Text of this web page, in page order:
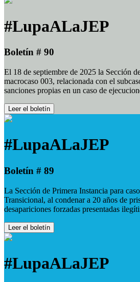
#LupaALaJEP
Boletín # 90
El 18 de septiembre de 2025 la Sección
macrocaso 003, relacionada con el
sanciones propias en un caso de
Leer el boletín
#LupaALaJEP
Boletín # 89
La Sección de Primera Instancia para
Transicional, al condenar a 20 años de
desapariciones forzadas presentadas
Leer el boletín
#LupaALaJEP